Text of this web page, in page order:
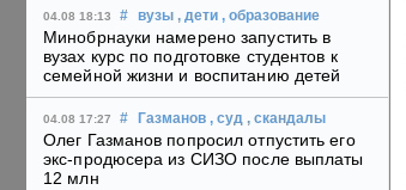
04.08 18:13 # вузы , дети , образование
Минобрнауки намерено запустить в
вузах курс по подготовке студентов к
семейной жизни и воспитанию детей
04.08 17:27 # Газманов , суд , скандалы
Олег Газманов попросил отпустить его
экс-продюсера из СИЗО после выплаты
12 млн